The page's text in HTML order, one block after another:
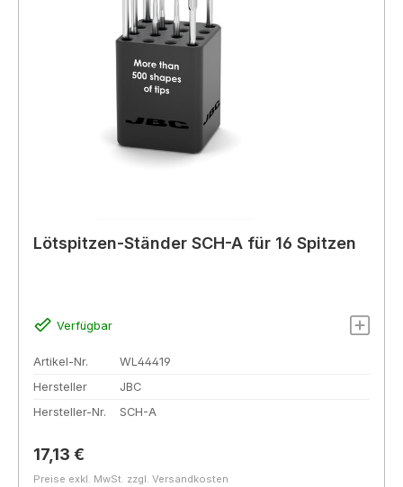
Lötspitzen-Ständer SCH-A für 16 Spitzen
Verfügbar
Artikel-Nr.
WL44419
Hersteller
JBC
Hersteller-Nr.
SCH-A
Regulärer Preis:
17,13 €
Preise exkl. MwSt. zzgl. Versandkosten